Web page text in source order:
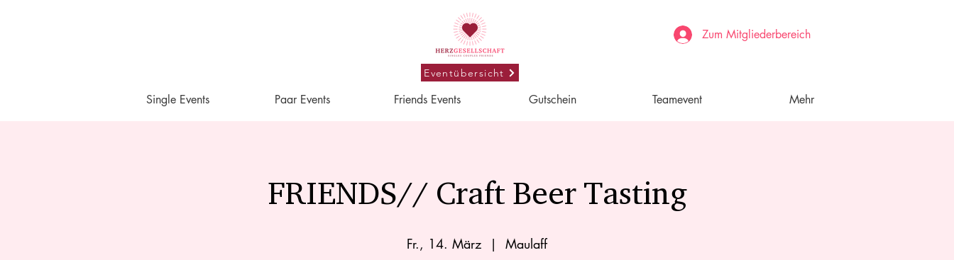
Eventübersicht
Zum Mitgliederbereich
Single Events Paar Events Friends Events Gutschein Teamevent Mehr
FRIENDS// Craft Beer Tasting
Fr., 14. März
  |
Maulaff